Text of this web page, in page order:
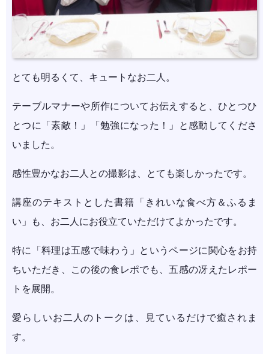
とても明るくて、キュートなお二人。
テーブルマナーや所作についてお伝えすると、ひとつひ
とつに「素敵！」「勉強になった！」と感動してくださ
いました。
感性豊かなお二人との撮影は、とても楽しかったです。
講座のテキストとした書籍「きれいな食べ方＆ふるま
い」も、お二人にお役立ていただけてよかったです。
特に「料理は五感で味わう」というページに関心をお持
ちいただき、この後の食レポでも、五感の冴えたレポー
トを展開。
愛らしいお二人のトークは、見ているだけで癒されま
す。